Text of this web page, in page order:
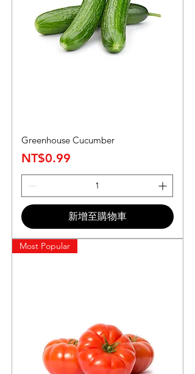
Greenhouse Cucumber
價格
NT$0.99
新增至購物車
Most Popular